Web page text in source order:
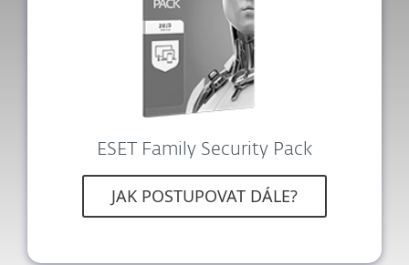
ESET Family Security Pack
JAK POSTUPOVAT DÁLE?